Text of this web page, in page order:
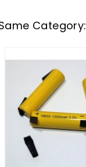
Category: